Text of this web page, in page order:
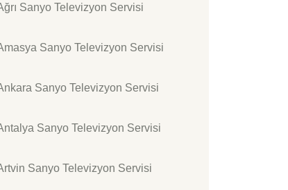
Sanyo Televizyon Servisi
Sanyo Televizyon Servisi
Sanyo Televizyon Servisi
Sanyo Televizyon Servisi
Sanyo Televizyon Servisi